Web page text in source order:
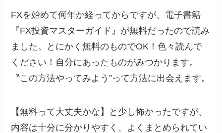
FXを始めて何年か経ってからですが、電子書籍
『FX投資マスターガイド』が無料だったので読み
ました。とにかく無料のものでOK！色々読んで
ください！自分にあったものがみつかります。
〝この方法やってみよう”って方法に出会えます。
【無料って大丈夫かな】と少し怖かったですが、
内容は十分に分かりやすく、よくまとめられてい